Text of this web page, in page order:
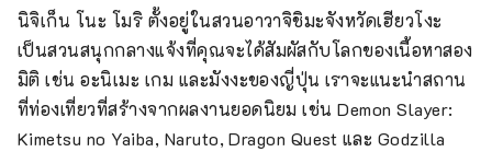
นิจิเก็น โนะ โมริ ตั้งอยู่ในสวนอาวาจิชิมะจังหวัดเฮียวโงะ
เป็นสวนสนุกกลางแจ้งที่คุณจะได้สัมผัสกับโลกของเนื้อหาสอง
มิติ เช่น อะนิเมะ เกม และมังงะของญี่ปุ่น เราจะแนะนำสถาน
ที่ท่องเที่ยวที่สร้างจากผลงานยอดนิยม เช่น Demon Slayer:
Kimetsu no Yaiba, Naruto, Dragon Quest และ Godzilla